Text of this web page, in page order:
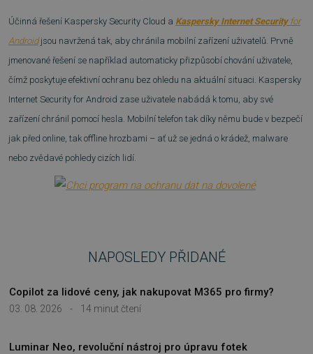
Účinná řešení Kaspersky Security Cloud a Kaspersky Internet Securityfor
Androidjsou navržená tak, aby chránila mobilní zařízení uživatelů. Prvně
jmenované řešení se například automaticky přizpůsobí chování uživatele,
čímž poskytuje efektivní ochranu bez ohledu na aktuální situaci. Kaspersky
Internet Security for Android zase uživatele nabádá k tomu, aby své
zařízení chránil pomocí hesla. Mobilní telefon tak díky němu bude v bezpečí
jak před online, tak offline hrozbami – ať už se jedná o krádež, malware
nebo zvědavé pohledy cizích lidí.
NAPOSLEDY PŘIDANÉ
03. 08. 2026 - 14 minut čtení
Copilot za lidové ceny, jak nakupovat M365 pro firmy?
Luminar Neo, revoluční nástroj pro úpravu fotek
FUNKČNÍ SOUBORY
NEZAŘAZENÉ SOUBORY
Nezbytně nutné soubory
Výkonové soubory
Soubory cílení
Funkční soubory
Nezbytně nutné soubory cookie umožňují
základní funkce webových stránek, jako je
Název
Doména
www.google.com
3 týdny